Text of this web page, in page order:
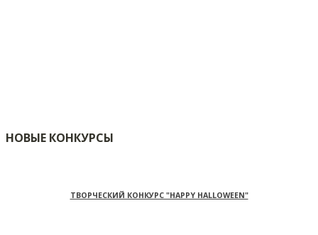
НОВЫЕ КОНКУРСЫ
ТВОРЧЕСКИЙ КОНКУРС "HAPPY HALLOWEEN"